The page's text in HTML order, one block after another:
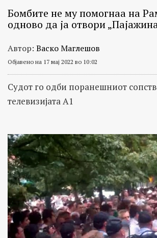
Бомбите не му помогнаа на
oдново да ја отвори
Автор: Васко Маглешов
Објавено на 17 мај 2022 во 10:02
Судот го одби поранешниот
телевизијата А1